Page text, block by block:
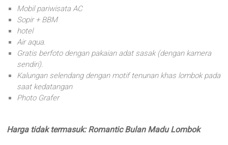
Mobil pariwisata AC
Sopir + BBM
hotel
Air aqua.
Gratis berfoto dengan pakaian adat sasak (dengan kamera
sendiri).
Kalungan selendang dengan motif tenunan khas lombok pada
saat kedatangan
Photo Grafer
Harga tidak termasuk: Romantic Bulan Madu Lombok